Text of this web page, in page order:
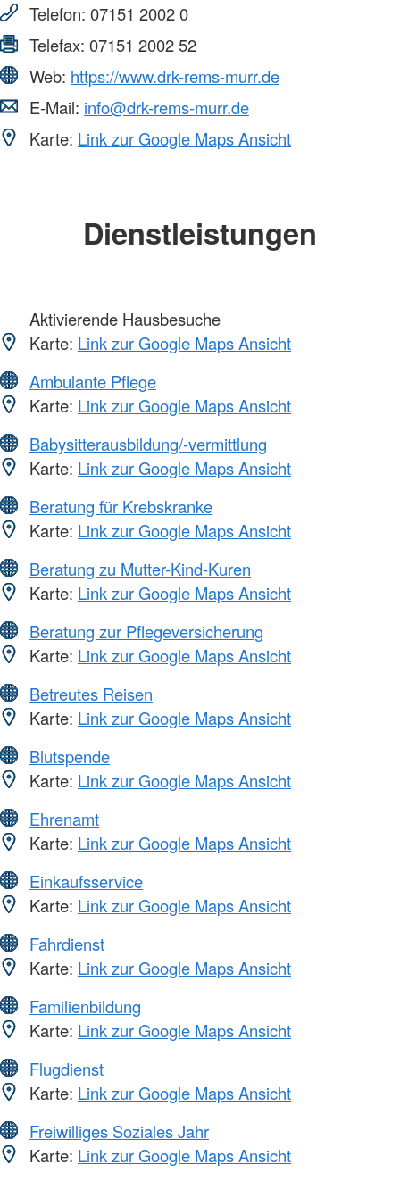
Telefon: 07151 2002 0
Telefax: 07151 2002 52
Web: https://www.drk-rems-murr.de
E-Mail: info@drk-rems-murr.de
Karte: Link zur Google Maps Ansicht
Dienstleistungen
Aktivierende Hausbesuche
Karte: Link zur Google Maps Ansicht
Ambulante Pflege
Karte: Link zur Google Maps Ansicht
Babysitterausbildung/-vermittlung
Karte: Link zur Google Maps Ansicht
Beratung für Krebskranke
Karte: Link zur Google Maps Ansicht
Beratung zu Mutter-Kind-Kuren
Karte: Link zur Google Maps Ansicht
Beratung zur Pflegeversicherung
Karte: Link zur Google Maps Ansicht
Betreutes Reisen
Karte: Link zur Google Maps Ansicht
Blutspende
Karte: Link zur Google Maps Ansicht
Ehrenamt
Karte: Link zur Google Maps Ansicht
Einkaufsservice
Karte: Link zur Google Maps Ansicht
Fahrdienst
Karte: Link zur Google Maps Ansicht
Familienbildung
Karte: Link zur Google Maps Ansicht
Flugdienst
Karte: Link zur Google Maps Ansicht
Freiwilliges Soziales Jahr
Karte: Link zur Google Maps Ansicht